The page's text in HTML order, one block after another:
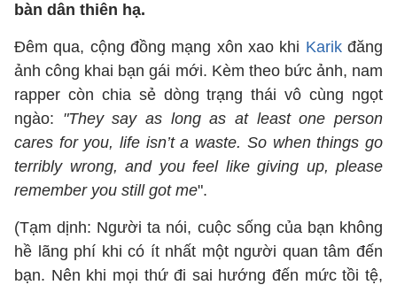
bàn dân thiên hạ.
Đêm qua, cộng đồng mạng xôn xao khi Karikđăng
ảnh công khai bạn gái mới. Kèm theo bức ảnh, nam
rapper còn chia sẻ dòng trạng thái vô cùng ngọt
ngào: "They say as long as at least one person
cares for you, life isn’t a waste. So when things go
terribly wrong, and you feel like giving up, please
remember you still got me".
(Tạm dịnh: Người ta nói, cuộc sống của bạn không
hề lãng phí khi có ít nhất một người quan tâm đến
bạn. Nên khi mọi thứ đi sai hướng đến mức tồi tệ,